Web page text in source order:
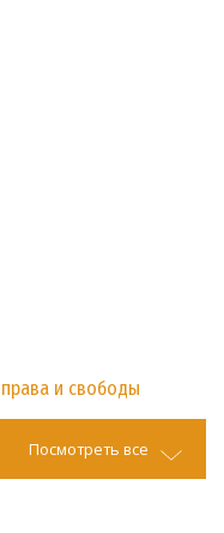
и свободы
Посмотреть все